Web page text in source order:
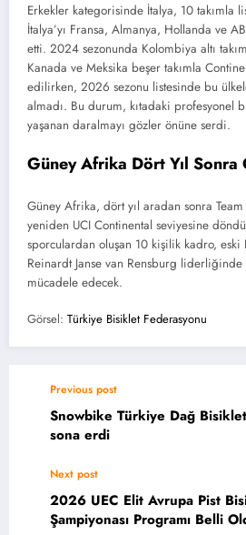
Erkekler kategorisinde İtalya, 10 takımla
İtalya’yı Fransa, Almanya, Hollanda ve
etti. 2024 sezonunda Kolombiya altı
Kanada ve Meksika beşer takımla
edilirken, 2026 sezonu listesinde bu
almadı. Bu durum, kıtadaki profesyonel
yaşanan daralmayı gözler önüne serdi.
Güney Afrika Dört Yıl Sonra
Güney Afrika, dört yıl aradan sonra
yeniden UCI Continental seviyesine
sporculardan oluşan 10 kişilik kadro, eski
Reinardt Janse van Rensburg
mücadele edecek.
Görsel: Türkiye Bisiklet Federasyonu
Previous post
Snowbike Türkiye Dağ
sona erdi
Next post
2026 UEC Elit Avrupa Pist
Şampiyonası Programı Belli